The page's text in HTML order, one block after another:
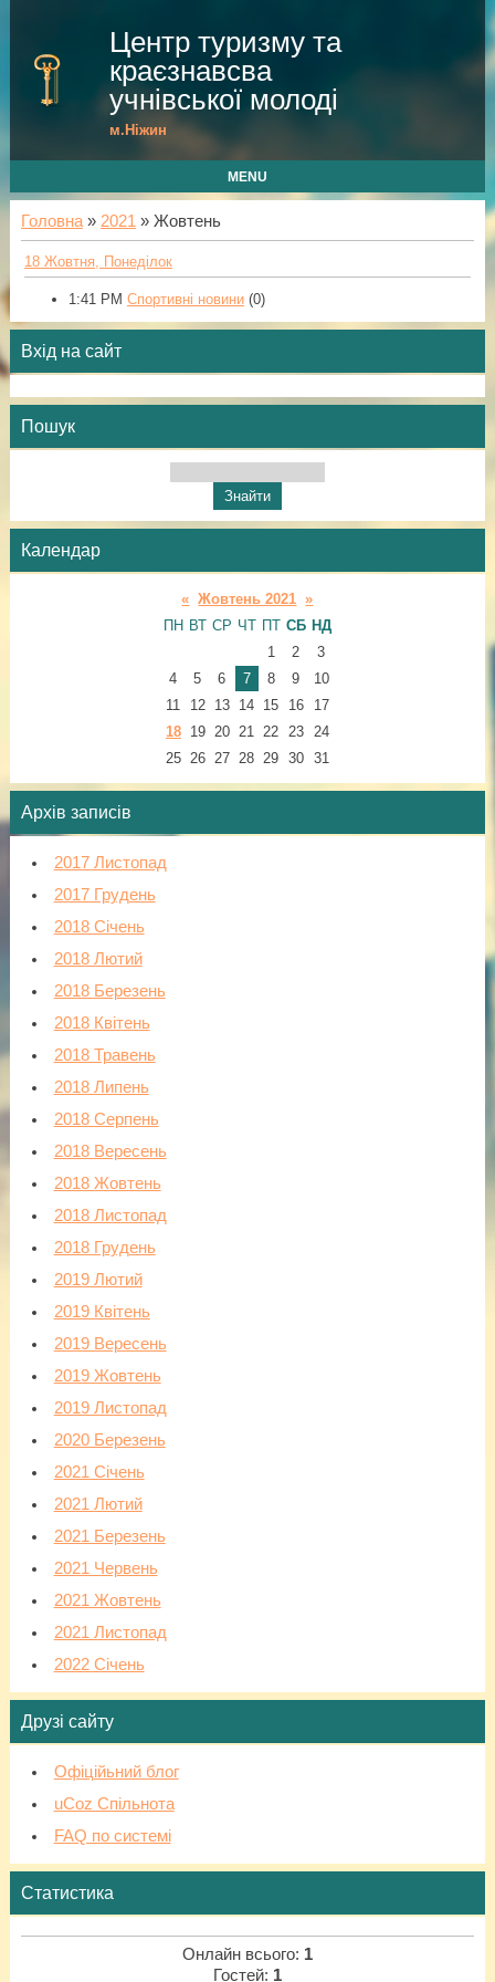
Центр туризму та
краєзнавсва
учнівської молоді
м.Ніжин
MENU
Головна» 2021 » Жовтень
18 Жовтня, Понеділок
1:41 PM Спортивні новини (0)
Вхід на сайт
Пошук
Календар
« Жовтень 2021 »
ПН ВТ СР ЧТ ПТ СБ НД
1
2
3
4
5 6 7 8 9
10
11
12 13 14 15 16
17
18
19 20 21 22 23
24
25
26 27 28 29 30 31
Архів записів
2017 Листопад
2017 Грудень
2018 Січень
2018 Лютий
2018 Березень
2018 Квітень
2018 Травень
2018 Липень
2018 Серпень
2018 Вересень
2018 Жовтень
2018 Листопад
2018 Грудень
2019 Лютий
2019 Квітень
2019 Вересень
2019 Жовтень
2019 Листопад
2020 Березень
2021 Січень
2021 Лютий
2021 Березень
2021 Червень
2021 Жовтень
2021 Листопад
2022 Січень
Друзі сайту
Офіційьний блог
uCoz Спільнота
FAQ по системі
Статистика
Онлайн всього: 1
Гостей: 1